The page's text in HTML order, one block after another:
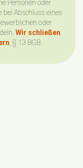
Personen oder
bei Abschluss eines
oder
Wir schließen
, § 13 BGB.